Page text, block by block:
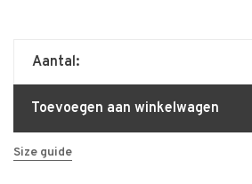
Aantal:
Toevoegen aan winkelwagen
Size guide